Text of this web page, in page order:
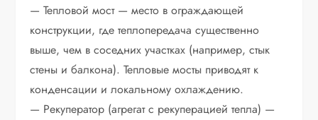
— Тепловой мост — место в ограждающей
конструкции, где теплопередача существенно
выше, чем в соседних участках (например, стык
стены и балкона). Тепловые мосты приводят к
конденсации и локальному охлаждению.
— Рекуператор (агрегат с рекуперацией тепла) —